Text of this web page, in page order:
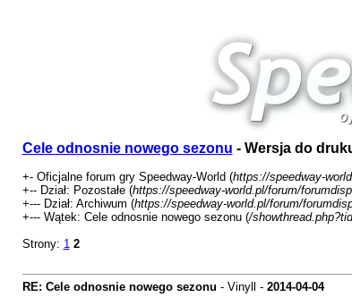
Cele odnosnie nowego sezonu - Wersja do
+- Oficjalne forum gry Speedway-World (https://speedway-
+-- Dział: Pozostałe (https://speedway-world.pl/forum/
+--- Dział: Archiwum (https://speedway-world.pl/forum/
+--- Wątek: Cele odnosnie nowego sezonu (/
Strony: 1 2
RE: Cele odnosnie nowego sezonu - Vinyll - 2014-04-04